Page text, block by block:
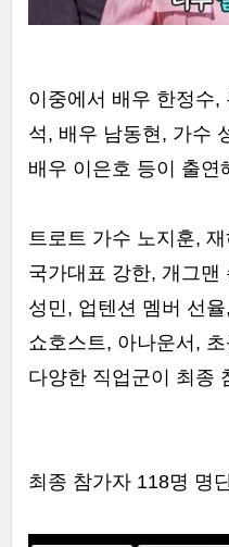
이중에서 배우 한정수,
석, 배우 남동현, 가수
배우 이은호 등이 출연
트로트 가수 노지훈,
국가대표 강한, 개그맨
성민, 업텐션 멤버 선
쇼호스트, 아나운서,
다양한 직업군이 최종
최종 참가자 118명 명